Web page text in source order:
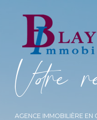
Vore r
AGENCE IMMOBILIÈRE EN